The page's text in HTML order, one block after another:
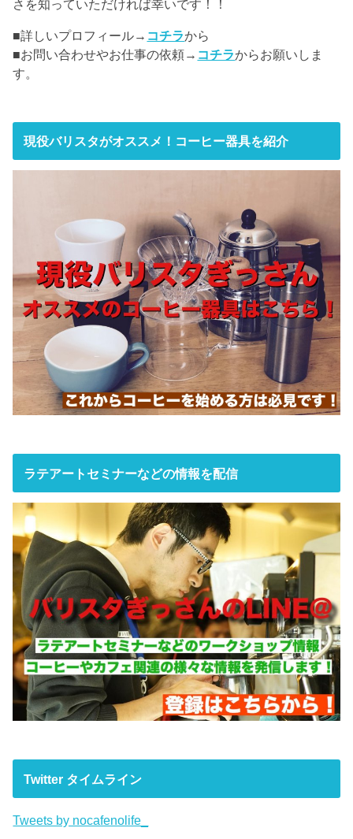
さを知っていただければ幸いです！！
■詳しいプロフィール→ コチラから
■お問い合わせやお仕事の依頼→ コチラからお願いしま
す。
現役バリスタがオススメ！コーヒー器具を紹介
ラテアートセミナーなどの情報を配信
Twitter タイムライン
Tweets by nocafenolife_